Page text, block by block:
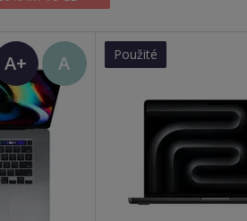
A+
A Použité